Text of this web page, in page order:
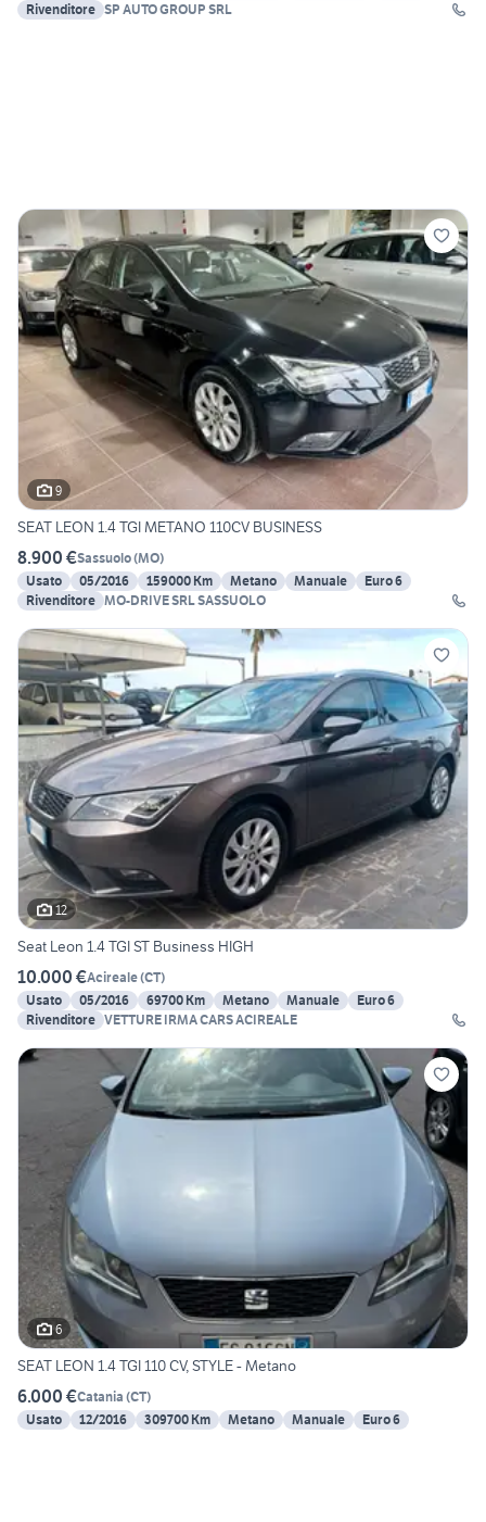
Rivenditore SP AUTO GROUP SRL
9
SEAT LEON 1.4 TGI METANO 110CV BUSINESS
8.900 €Sassuolo(MO)
Usato
05/2016 159000 Km Metano Manuale
Euro 6
Rivenditore MO-DRIVE SRL SASSUOLO
12
Seat Leon 1.4 TGI ST Business HIGH
10.000 €Acireale(CT)
Usato
05/2016 69700 Km Metano Manuale
Euro 6
Rivenditore VETTURE IRMA CARS ACIREALE
6
SEAT LEON 1.4 TGI 110 CV, STYLE - Metano
6.000 €Catania (CT)
Usato
12/2016 309700 Km Metano Manuale Euro 6